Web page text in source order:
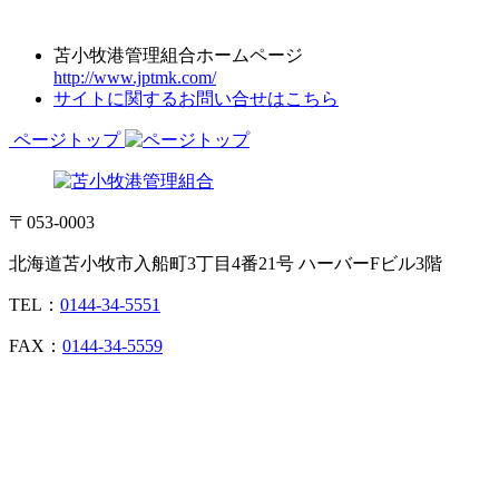
苫小牧港管理組合ホームページ
http://www.jptmk.com/
サイトに関するお問い合せはこちら
ページトップ
〒053-0003
北海道苫小牧市入船町3丁目4番21号 ハーバーFビル3階
TEL： 0144-34-5551
FAX： 0144-34-5559